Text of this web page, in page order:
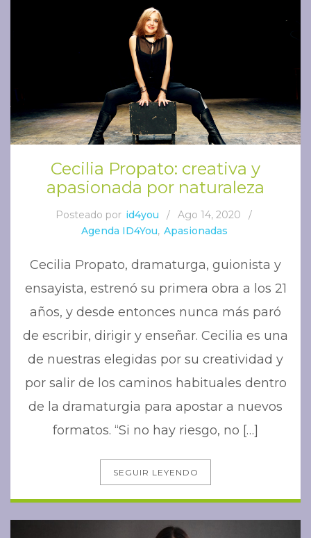
Cecilia Propato: creativa y
apasionada por naturaleza
Posteado por id4you / Ago 14, 2020
/
Agenda ID4You, Apasionadas
Cecilia Propato, dramaturga, guionista y
ensayista, estrenó su primera obra a los 21
años, y desde entonces nunca más paró
de escribir, dirigir y enseñar. Cecilia es una
de nuestras elegidas por su creatividad y
por salir de los caminos habituales dentro
de la dramaturgia para apostar a nuevos
formatos. “Si no hay riesgo, no […]
SEGUIR LEYENDO